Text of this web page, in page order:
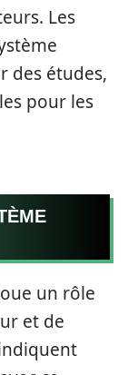
Les
des études,
pour les
un rôle
et de